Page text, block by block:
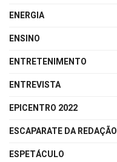
ENERGIA
ENSINO
ENTRETENIMENTO
ENTREVISTA
EPICENTRO 2022
ESCAPARATE DA REDAÇÃO
ESPETÁCULO